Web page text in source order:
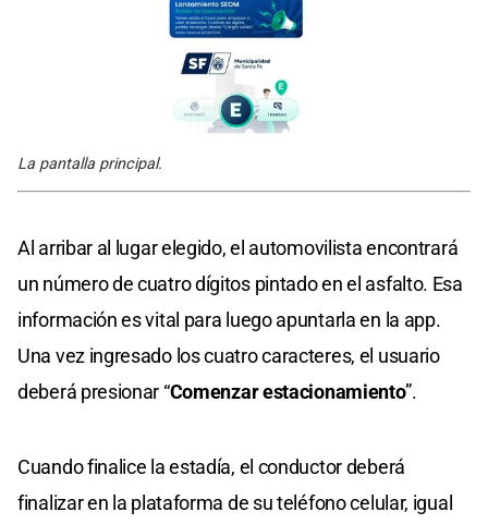
La pantalla principal.
Al arribar al lugar elegido, el automovilista encontrará
un número de cuatro dígitos pintado en el asfalto. Esa
información es vital para luego apuntarla en la app.
Una vez ingresado los cuatro caracteres, el usuario
deberá presionar “Comenzar estacionamiento”.
Cuando finalice la estadía, el conductor deberá
finalizar en la plataforma de su teléfono celular, igual